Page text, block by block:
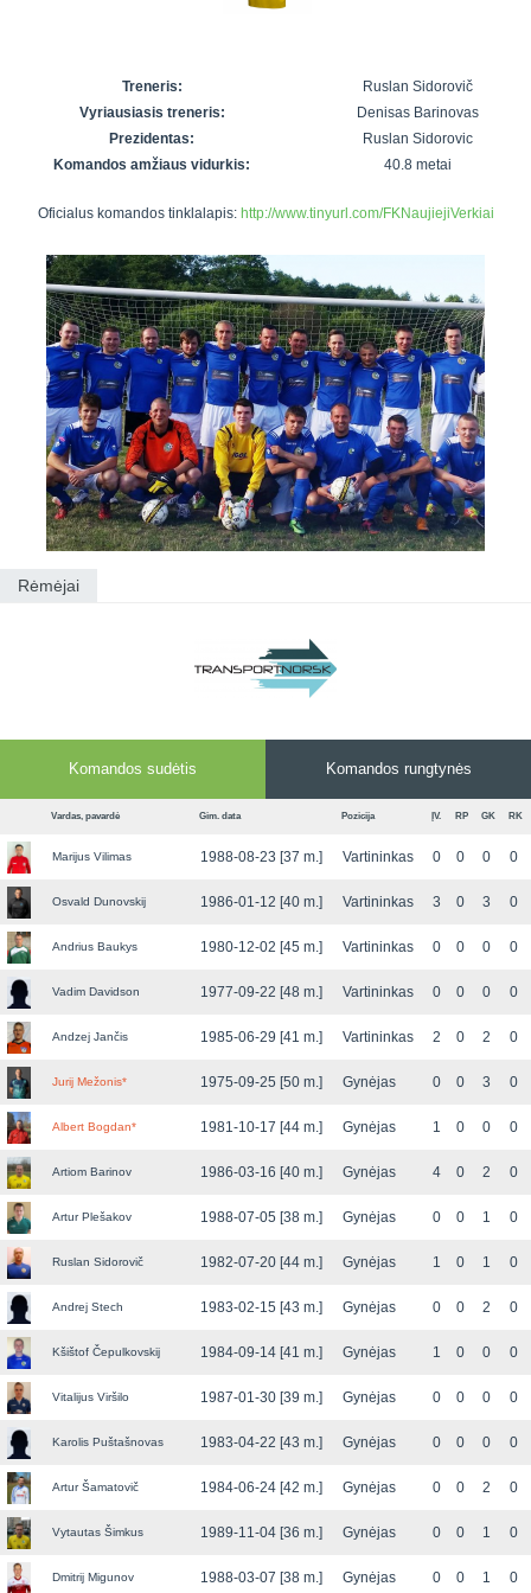
Treneris:
Ruslan Sidorovič
Vyriausiasis treneris:
Denisas Barinovas
Prezidentas:
Ruslan Sidorovic
Komandos amžiaus vidurkis:
40.8 metai
Oficialus komandos tinklalapis: http://www.tinyurl.com/FKNaujiejiVerkiai
Rėmėjai
Komandos sudėtis Komandos rungtynės
Vardas, pavardė Gim. data Pozicija ĮV. RP GK RK
Marijus Vilimas 1988-08-23 [37 m.] Vartininkas 0 0 0 0
Osvald Dunovskij 1986-01-12 [40 m.] Vartininkas 3 0 3 0
Andrius Baukys 1980-12-02 [45 m.] Vartininkas 0 0 0 0
Vadim Davidson 1977-09-22 [48 m.] Vartininkas 0 0 0 0
Andzej Jančis 1985-06-29 [41 m.] Vartininkas 2 0 2 0
Jurij Mežonis* 1975-09-25 [50 m.] Gynėjas 0 0 3 0
Albert Bogdan* 1981-10-17 [44 m.] Gynėjas 1 0 0 0
Artiom Barinov 1986-03-16 [40 m.] Gynėjas 4 0 2 0
Artur Plešakov 1988-07-05 [38 m.] Gynėjas 0 0 1 0
Ruslan Sidorovič 1982-07-20 [44 m.] Gynėjas 1 0 1 0
Andrej Stech 1983-02-15 [43 m.] Gynėjas 0 0 2 0
Kšištof Čepulkovskij 1984-09-14 [41 m.] Gynėjas 1 0 0 0
Vitalijus Viršilo 1987-01-30 [39 m.] Gynėjas 0 0 0 0
Karolis Puštašnovas 1983-04-22 [43 m.] Gynėjas 0 0 0 0
Artur Šamatovič 1984-06-24 [42 m.] Gynėjas 0 0 2 0
Vytautas Šimkus 1989-11-04 [36 m.] Gynėjas 0 0 1 0
Dmitrij Migunov 1988-03-07 [38 m.] Gynėjas 0 0 1 0